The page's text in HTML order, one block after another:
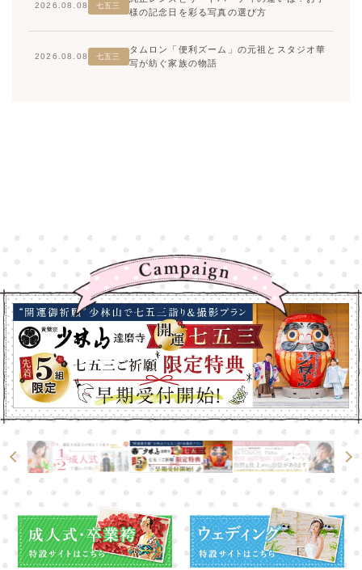
2026.08.08 七五三
様の記念日を彩る写真の選び方
2026.08.08 七五三
タムロン「便利ズーム」の元祖とスタジオ華
写が紡ぐ家族の物語
高崎店
大宮店
高崎店
大宮店